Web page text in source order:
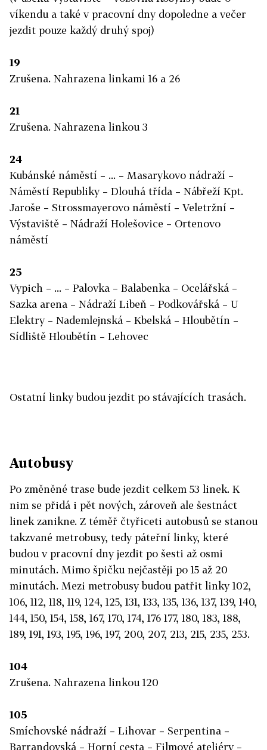
víkendu a také v pracovní dny dopoledne a večer
jezdit pouze každý druhý spoj)
19
Zrušena. Nahrazena linkami 16 a 26
21
Zrušena. Nahrazena linkou 3
24
Kubánské náměstí – ... – Masarykovo nádraží –
Náměstí Republiky – Dlouhá třída – Nábřeží Kpt.
Jaroše – Strossmayerovo náměstí – Veletržní –
Výstaviště – Nádraží Holešovice – Ortenovo
náměstí
25
Vypich – ... – Palovka – Balabenka – Ocelářská –
Sazka arena – Nádraží Libeň – Podkovářská – U
Elektry – Nademlejnská – Kbelská – Hloubětín –
Sídliště Hloubětín – Lehovec
Ostatní linky budou jezdit po stávajících trasách.
Autobusy
Po změněné trase bude jezdit celkem 53 linek. K
nim se přidá i pět nových, zároveň ale šestnáct
linek zanikne. Z téměř čtyřiceti autobusů se stanou
takzvané metrobusy, tedy páteřní linky, které
budou v pracovní dny jezdit po šesti až osmi
minutách. Mimo špičku nejčastěji po 15 až 20
minutách. Mezi metrobusy budou patřit linky 102,
106, 112, 118, 119, 124, 125, 131, 133, 135, 136, 137, 139, 140,
144, 150, 154, 158, 167, 170, 174, 176 177, 180, 183, 188,
189, 191, 193, 195, 196, 197, 200, 207, 213, 215, 235, 253.
104
Zrušena. Nahrazena linkou 120
105
Smíchovské nádraží – Lihovar – Serpentina –
Barrandovská – Horní cesta – Filmové ateliéry –